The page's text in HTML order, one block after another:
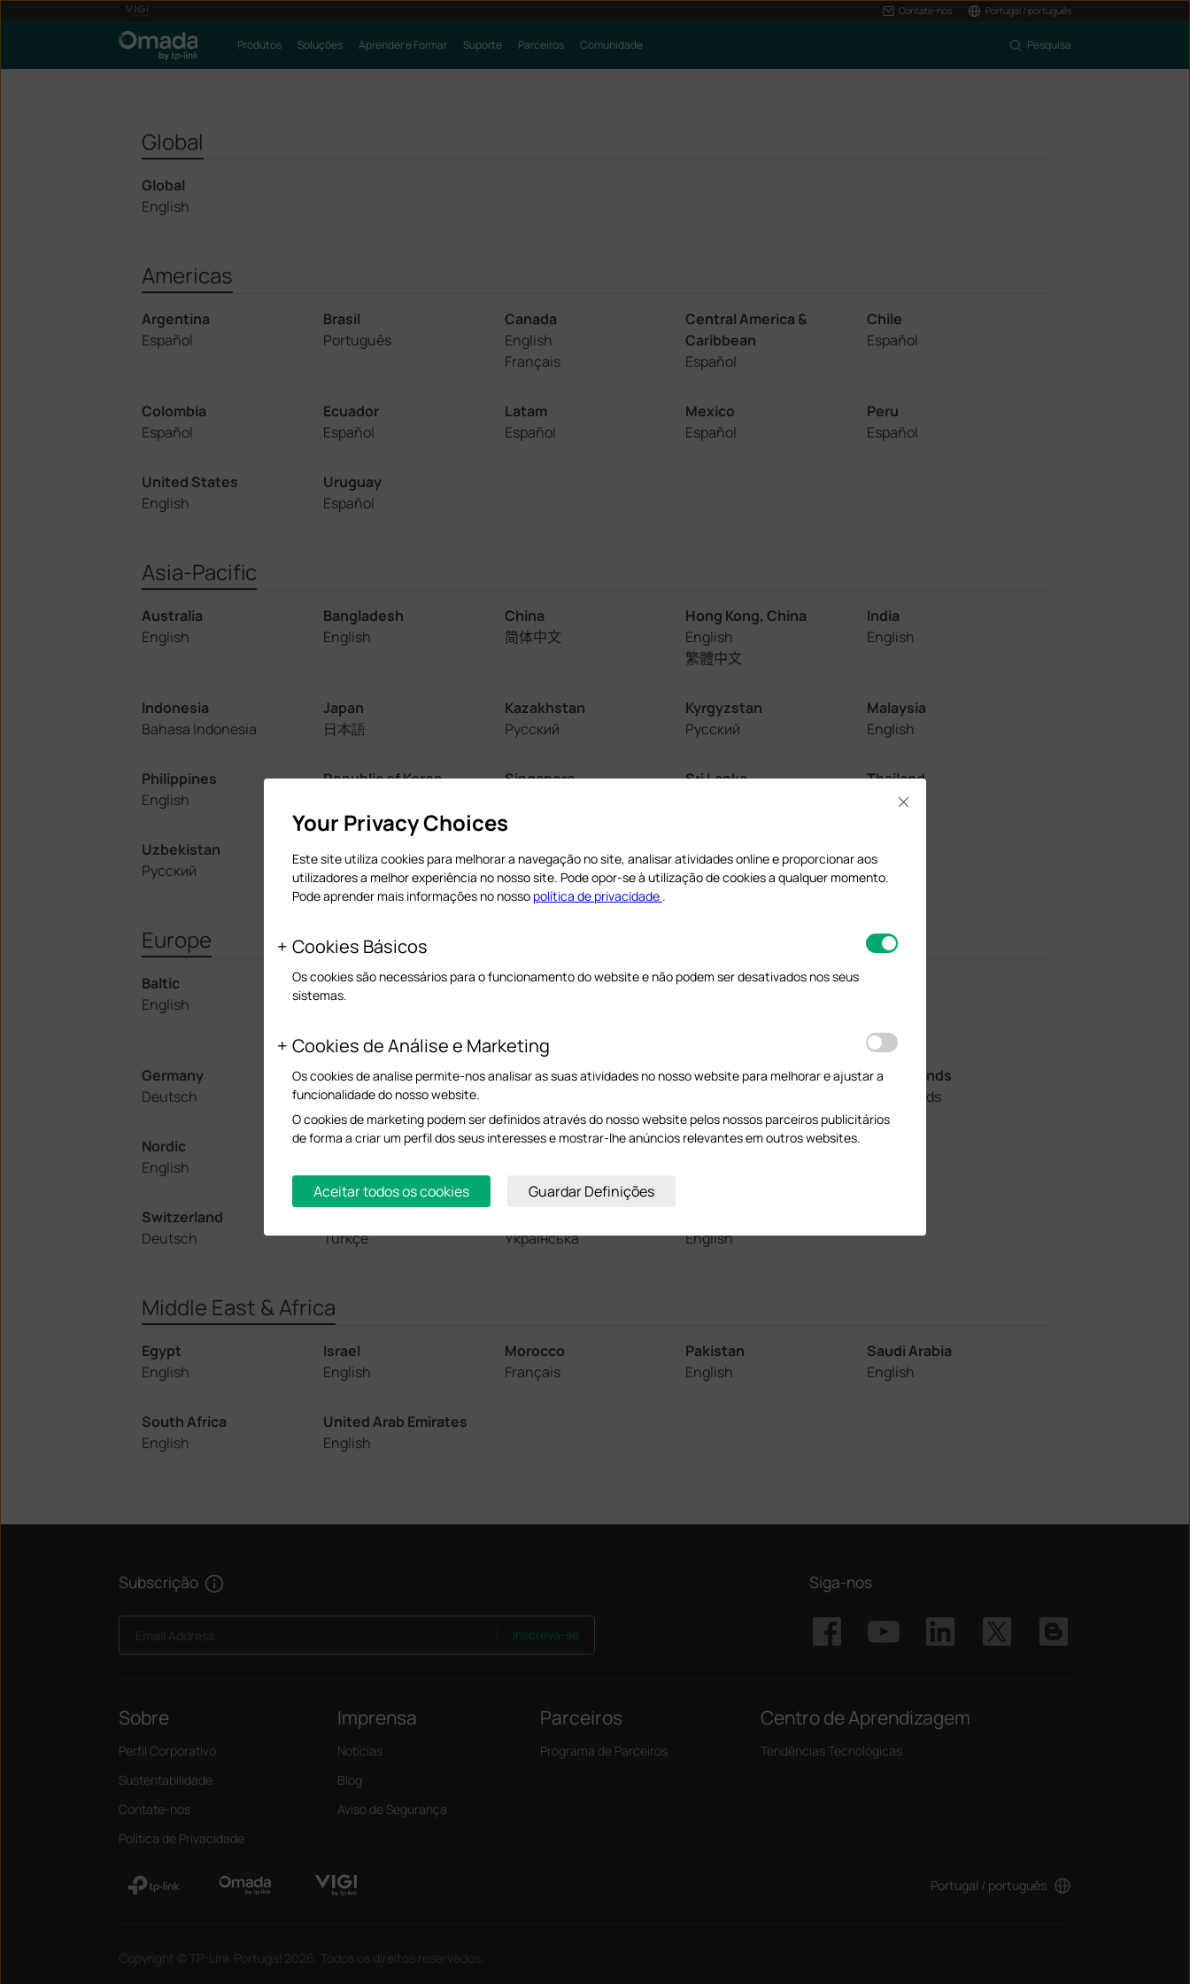
Contate-nos Portugal / português
Produtos Soluções Aprender e Formar Suporte Parceiros Comunidade Pesquisa
Global
Global
English
Americas
Argentina
Español
Brasil
Português
Canada
English
Français
Central America &
Caribbean
Español
Chile
Español
Colombia
Español
Ecuador
Español
Latam
Español
Mexico
Español
Peru
Español
United States
English
Uruguay
Español
Asia-Pacific
Australia
English
Bangladesh
English
China
简体中文
Hong Kong, China
English
繁體中文
India
English
Indonesia
Bahasa Indonesia
Japan
日本語
Kazakhstan
Русский
Kyrgyzstan
Русский
Malaysia
English
Philippines
English
Republic of Korea
Singapore
Sri Lanka
Thailand
Uzbekistan
Русский
Vietnam
Tiếng Việt Nam
Europe
Baltic
English
Belgium
Nederlands
Bulgaria
Czech Republic
Germany
Deutsch
Greece
Ελληνικά
Hungary
Italy
Netherlands
Nederlands
Nordic
English
Poland
Portugal
Romania
Switzerland
Deutsch
Türkçe
Українська
English
Middle East & Africa
Egypt
English
Israel
English
Morocco
Français
Pakistan
English
Saudi Arabia
English
South Africa
English
United Arab Emirates
English
Subscrição
Inscreva-se
Siga-nos
Sobre
Perfil Corporativo
Sustentabilidade
Contate-nos
Política de Privacidade
Imprensa
Notícias
Blog
Aviso de Segurança
Parceiros
Programa de Parceiros
Centro de Aprendizagem
Tendências Tecnológicas
Portugal / português
Copyright © TP-Link Portugal 2026. Todos os direitos reservados.
Your Privacy Choices
Este site utiliza cookies para melhorar a navegação no site, analisar atividades online e proporcionar aos
utilizadores a melhor experiência no nosso site. Pode opor-se à utilização de cookies a qualquer momento.
Pode aprender mais informações no nosso política de privacidade .
Cookies Básicos
Os cookies são necessários para o funcionamento do website e não podem ser desativados nos seus
sistemas.
Cookies de Análise e Marketing
Os cookies de analise permite-nos analisar as suas atividades no nosso website para melhorar e ajustar a
funcionalidade do nosso website.
O cookies de marketing podem ser definidos através do nosso website pelos nossos parceiros publicitários
de forma a criar um perfil dos seus interesses e mostrar-lhe anúncios relevantes em outros websites.
Aceitar todos os cookies Guardar Definições
Close